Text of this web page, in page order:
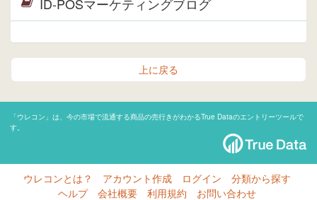
上に戻る
「ウレコン」は、今の市場で流通する商品の売行きがわかるTrue Dataのエントリーツールで
す。
ウレコンとは？ アカウント作成 ログイン
分類から探す
ヘルプ
会社概要 利用規約 お問い合わせ